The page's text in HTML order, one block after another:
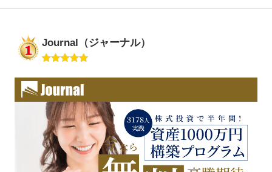
Journal（ジャーナル）